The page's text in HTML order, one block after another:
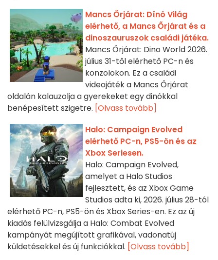
Mancs Őrjárat: Dínó Világ
elérhető, a Mancs Őrjárat és a
dinoszauruszok családi játéka.
Mancs Őrjárat: Dino World 2026.
július 31-től elérhető PC-n és
konzolokon. Ez a családi
videojáték a Mancs Őrjárat
oldalán kalauzolja a gyerekeket egy dinókkal
benépesített szigetre. [Olvass tovább]
Halo: Campaign Evolved
elérhető PC-n, PS5-ön és az
Xbox Seriesen.
Halo: Campaign Evolved,
amelyet a Halo Studios
fejlesztett, és az Xbox Game
Studios adta ki, 2026. július 28-tól
elérhető PC-n, PS5-ön és Xbox Series-en. Ez az új
kiadás felülvizsgálja a Halo: Combat Evolved
kampányát megújított grafikával, vadonatúj
küldetésekkel és új funkciókkal. [Olvass tovább]